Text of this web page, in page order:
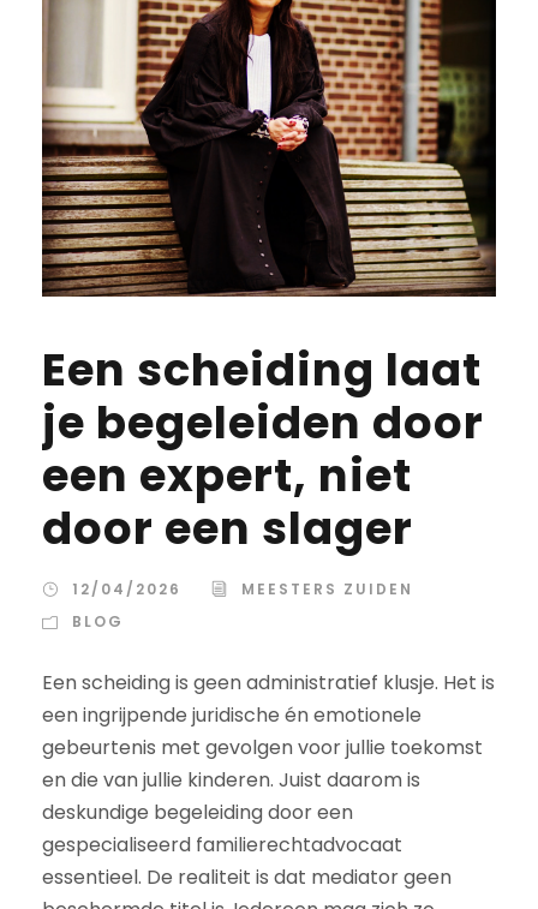
Een scheiding laat
je begeleiden door
een expert, niet
door een slager
12/04/2026
MEESTERS ZUIDEN
BLOG
Een scheiding is geen administratief klusje. Het is
een ingrijpende juridische én emotionele
gebeurtenis met gevolgen voor jullie toekomst
en die van jullie kinderen. Juist daarom is
deskundige begeleiding door een
gespecialiseerd familierechtadvocaat
essentieel. De realiteit is dat mediator geen